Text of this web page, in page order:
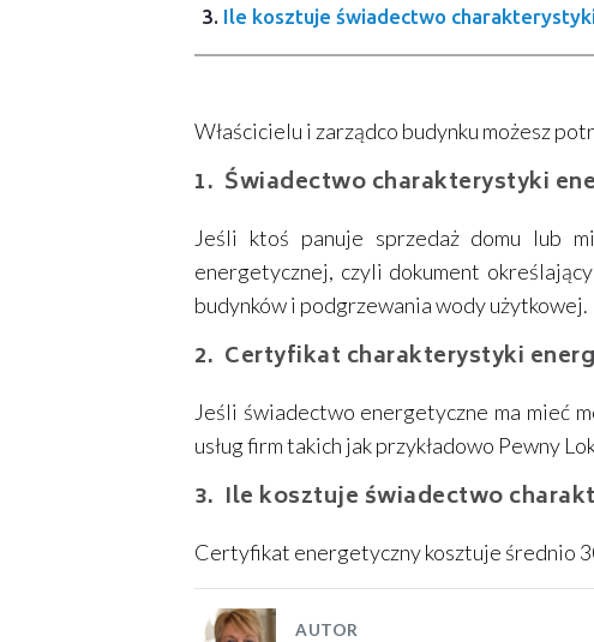
Ile kosztuje świadectwo
Właścicielu i zarządco budynku możesz
Świadectwo charakterystyki
Jeśli ktoś panuje sprzedaż domu lub
energetycznej, czyli dokument
budynków i podgrzewania wody użytkowej.
Certyfikat charakterystyki
Jeśli świadectwo energetyczne ma mieć
usług firm takich jak przykładowo Pewny
Ile kosztuje świadectwo
Certyfikat energetyczny kosztuje średnio
AUTOR